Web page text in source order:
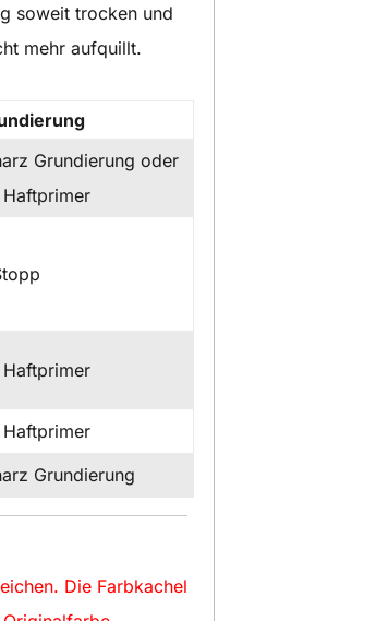
soweit trocken und
mehr aufquillt.
Grundierung oder
Grundierung
Die Farbkachel